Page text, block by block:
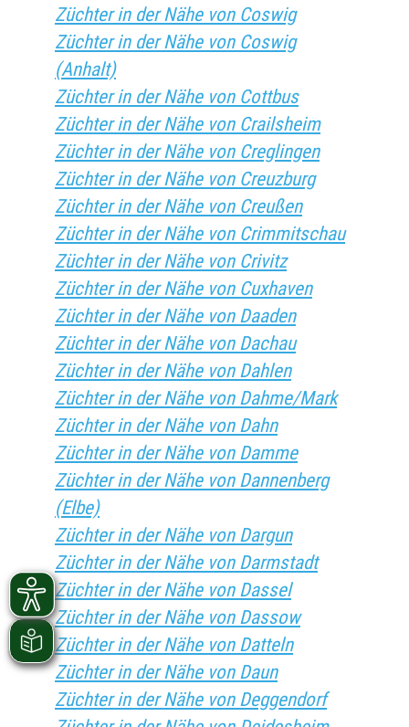
Züchter in der Nähe von Coswig
Züchter in der Nähe von Coswig
(Anhalt)
Züchter in der Nähe von Cottbus
Züchter in der Nähe von Crailsheim
Züchter in der Nähe von Creglingen
Züchter in der Nähe von Creuzburg
Züchter in der Nähe von Creußen
Züchter in der Nähe von Crimmitschau
Züchter in der Nähe von Crivitz
Züchter in der Nähe von Cuxhaven
Züchter in der Nähe von Daaden
Züchter in der Nähe von Dachau
Züchter in der Nähe von Dahlen
Züchter in der Nähe von Dahme/Mark
Züchter in der Nähe von Dahn
Züchter in der Nähe von Damme
Züchter in der Nähe von Dannenberg
(Elbe)
Züchter in der Nähe von Dargun
Züchter in der Nähe von Darmstadt
Züchter in der Nähe von Dassel
Züchter in der Nähe von Dassow
Züchter in der Nähe von Datteln
Züchter in der Nähe von Daun
Züchter in der Nähe von Deggendorf